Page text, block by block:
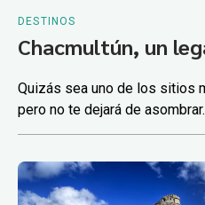
DESTINOS
Chacmultún, un
Quizás sea uno de los sitios
pero no te dejará de